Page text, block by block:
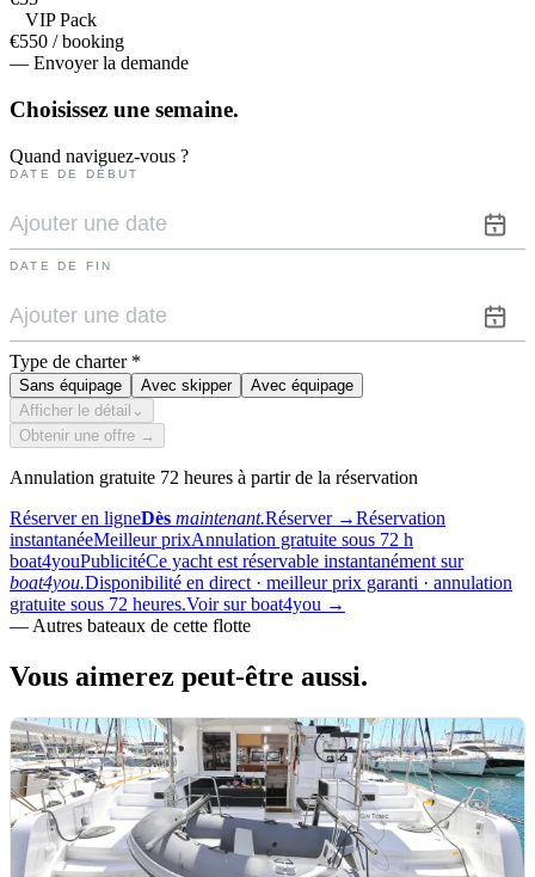
VIP Pack
€550 / booking
— Envoyer la demande
Choisissez une semaine.
Quand naviguez-vous ?
DATE DE DÉBUT
DATE DE FIN
Type de charter *
Sans équipage Avec skipper
Avec équipage
Afficher le détail ⌄
Obtenir une offre →
Annulation gratuite 72 heures à partir de la réservation
Réserver en ligneDès maintenant.Réserver →Réservation
instantanéeMeilleur prixAnnulation gratuite sous 72 h
boat4youPublicitéCe yacht est réservable instantanément sur
boat4you.Disponibilité en direct · meilleur prix garanti · annulation
gratuite sous 72 heures.Voir sur boat4you →
— Autres bateaux de cette flotte
Vous aimerez peut-être aussi.